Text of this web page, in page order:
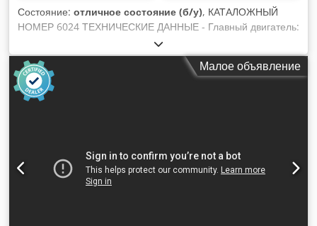
Состояние: отличное состояние (б/у), КАТАЛОЖНЫЙ
НОМЕР 6024 ТЕХНИЧЕСКИЕ ДАННЫЕ - Главный двигатель:
2,9 кВт - Двигатель шпинделя: 0,75 кВт - Двигатель подачи
каретки: 0,75 кВт - Питание: 380В - Габариты (Д/Ш/В):
1600x1100x1200 мм - Вес: 891 кг Машина оснащена: – 2
столами размером 300x340 мм – Пневматические прижимы
Dkedpfx Ahsztaqtjler – Столы с регулировкой угла в двух
регулируются по высоте – Регулировка ширины шипа Цена
нетто: 16 900 PLN Цена нетто: 4 020 EUR Цена нетто
рассчитана по курсу 4,2 PLN/EUR (при значительных
Малое объявление